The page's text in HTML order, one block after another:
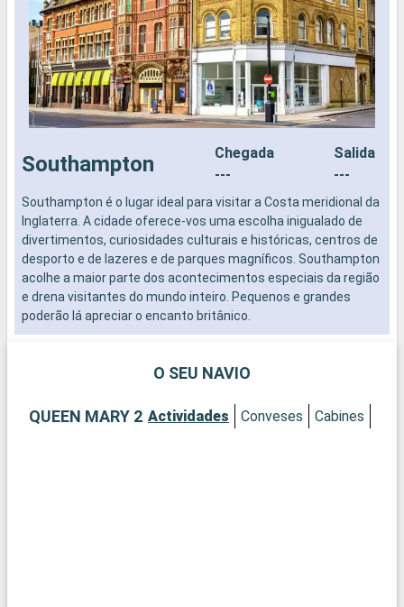
Southampton
Chegada
---
Salida
---
Southampton é o lugar ideal para visitar a Costa meridional da
Inglaterra. A cidade oferece-vos uma escolha inigualado de
divertimentos, curiosidades culturais e históricas, centros de
desporto e de lazeres e de parques magníficos. Southampton
acolhe a maior parte dos acontecimentos especiais da região
e drena visitantes do mundo inteiro. Pequenos e grandes
poderão lá apreciar o encanto britânico.
O SEU NAVIO
QUEEN MARY 2 Actividades Conveses Cabines